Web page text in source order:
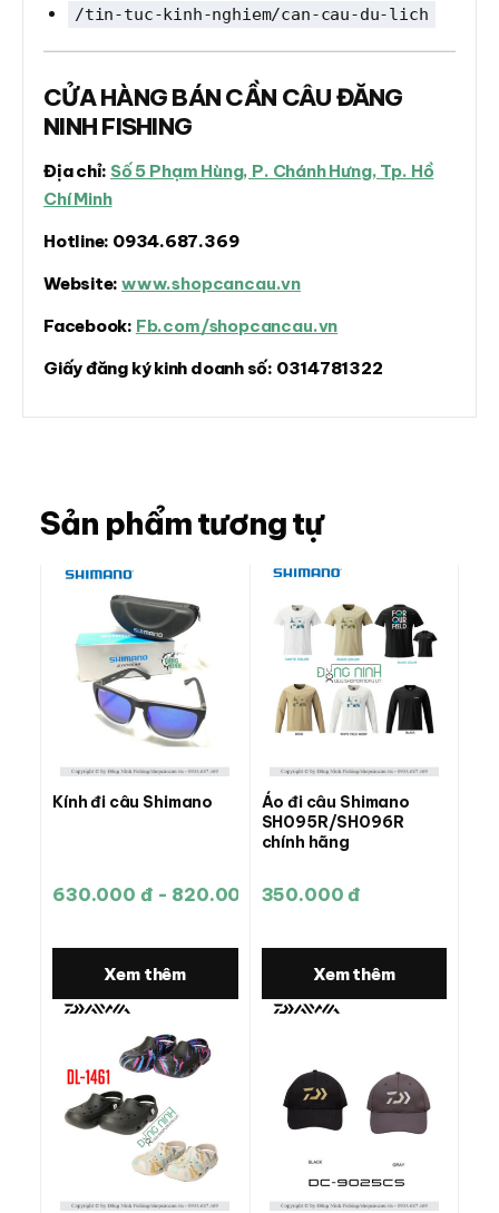
/tin-tuc-kinh-nghiem/can-cau-du-lich
CỬA HÀNG BÁN CẦN CÂU ĐĂNG
NINH FISHING
Địa chỉ: Số 5 Phạm Hùng, P. Chánh Hưng, Tp. Hồ
Chí Minh
Hotline: 0934.687.369
Website: www.shopcancau.vn
Facebook: Fb.com/shopcancau.vn
Giấy đăng ký kinh doanh số: 0314781322
Sản phẩm tương tự
Kính đi câu Shimano
630.000 đ - 820.000 đ
Xem thêm
Áo đi câu Shimano
SH095R/SH096R
chính hãng
350.000 đ
Xem thêm